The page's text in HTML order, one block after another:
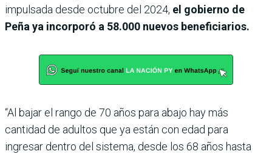
impulsada desde octubre del 2024, el gobierno de
Peña ya incorporó a 58.000 nuevos beneficiarios.
“Al bajar el rango de 70 años para abajo hay más
cantidad de adultos que ya están con edad para
ingresar dentro del sistema, desde los 68 años hasta